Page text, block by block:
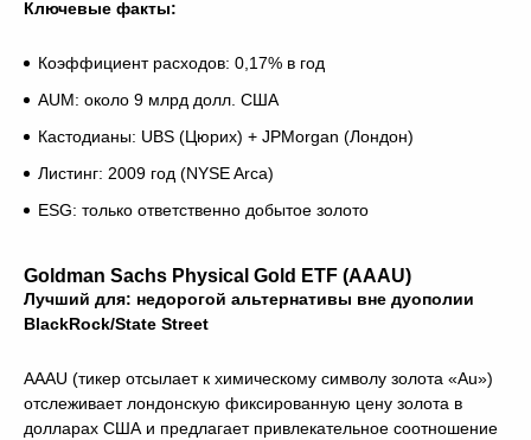
Ключевые факты:
Коэффициент расходов: 0,17% в год
AUM: около 9 млрд долл. США
Кастодианы: UBS (Цюрих) + JPMorgan (Лондон)
Листинг: 2009 год (NYSE Arca)
ESG: только ответственно добытое золото
Goldman Sachs Physical Gold ETF (AAAU)
Лучший для: недорогой альтернативы вне дуополии
BlackRock/State Street
AAAU (тикер отсылает к химическому символу золота «Au»)
отслеживает лондонскую фиксированную цену золота в
долларах США и предлагает привлекательное соотношение